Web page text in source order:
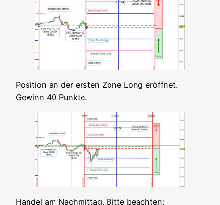
Posi­ti­on an der ers­ten Zone Long eröff­net.
Gewinn 40 Punkte.
Han­del am Nach­mit­tag. Bit­te beachten: